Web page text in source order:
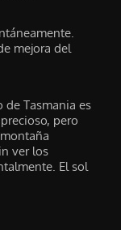
mejora del
de Tasmania es
pero
ver los
El sol